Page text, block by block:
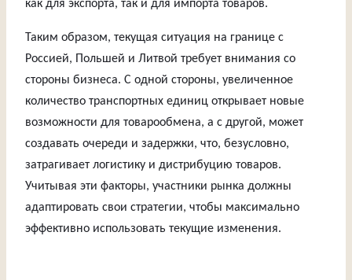
как для экспорта, так и для импорта товаров.
Таким образом, текущая ситуация на границе с
Россией, Польшей и Литвой требует внимания со
стороны бизнеса. С одной стороны, увеличенное
количество транспортных единиц открывает новые
возможности для товарообмена, а с другой, может
создавать очереди и задержки, что, безусловно,
затрагивает логистику и дистрибуцию товаров.
Учитывая эти факторы, участники рынка должны
адаптировать свои стратегии, чтобы максимально
эффективно использовать текущие изменения.